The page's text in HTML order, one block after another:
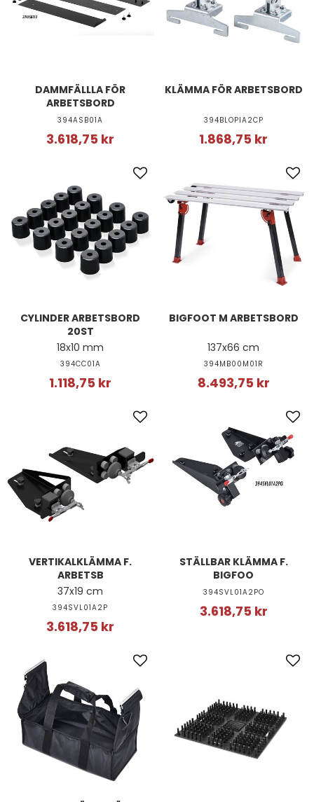
DAMMFÄLLLA FÖR
ARBETSBORD
394ASB01A
3.618,75 kr
KLÄMMA FÖR ARBETSBORD
394BLOPIA2CP
1.868,75 kr
CYLINDER ARBETSBORD
20ST
18x10 mm
394CC01A
1.118,75 kr
BIGFOOT M ARBETSBORD
137x66 cm
394MB00M01R
8.493,75 kr
VERTIKALKLÄMMA F.
ARBETSB
37x19 cm
394SVL01A2P
3.618,75 kr
STÄLLBAR KLÄMMA F.
BIGFOO
394SVL01A2PO
3.618,75 kr